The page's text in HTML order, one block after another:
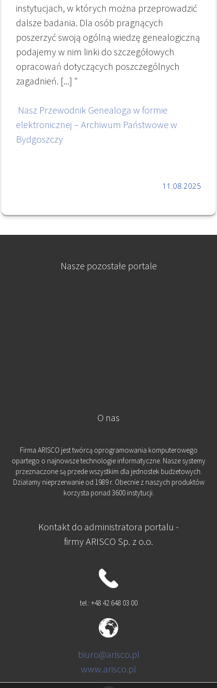
instytucjach, w których można przeprowadzić
dalsze badania. Dla osób pragnących
poszerzyć swoją ogólną wiedzę genealogiczną
podajemy w nim linki do szczegółowych
opracowań dotyczących poszczególnych
zagadnień. [...] "
Nasz Przewodnik Genealoga w formie
elektronicznej – Archiwum Państwowe w
Bydgoszczy
11.08.2025
Nasze pozostałe portale
O nas
Firma ARISCO jest twórcą oprogramowania komputerowego
opartego o najnowsze technologie informatyczne. Nasze systemy
przeznaczone są przede wszystkim dla jednostek budżetowych.
Działamy nieprzerwanie od 1989 r. Obecnie z naszych produktów
korzysta ponad 3600 instytucji.
Kontakt do administratora portalu -
firmy ARISCO Sp. z o.o.
tel.: +48 42 648 03 00
biuro@arisco.pl
www.arisco.pl